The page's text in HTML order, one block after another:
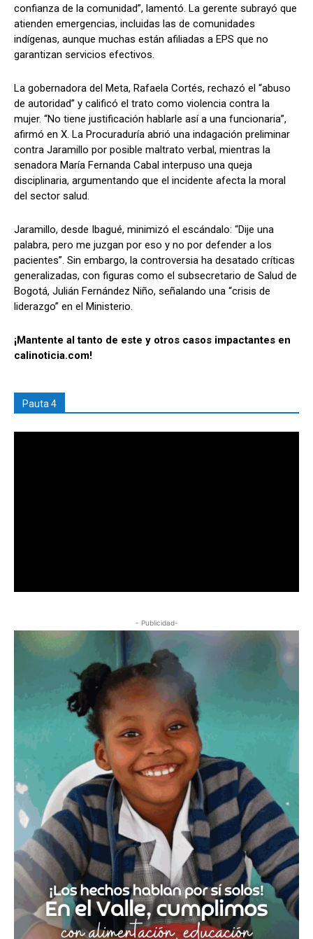
confianza de la comunidad”, lamentó. La gerente subrayó que
atienden emergencias, incluidas las de comunidades
indígenas, aunque muchas están afiliadas a EPS que no
garantizan servicios efectivos.
La gobernadora del Meta, Rafaela Cortés, rechazó el “abuso
de autoridad” y calificó el trato como violencia contra la
mujer. “No tiene justificación hablarle así a una funcionaria”,
afirmó en X. La Procuraduría abrió una indagación preliminar
contra Jaramillo por posible maltrato verbal, mientras la
senadora María Fernanda Cabal interpuso una queja
disciplinaria, argumentando que el incidente afecta la moral
del sector salud.
Jaramillo, desde Ibagué, minimizó el escándalo: “Dije una
palabra, pero me juzgan por eso y no por defender a los
pacientes”. Sin embargo, la controversia ha desatado críticas
generalizadas, con figuras como el subsecretario de Salud de
Bogotá, Julián Fernández Niño, señalando una “crisis de
liderazgo” en el Ministerio.
¡Mantente al tanto de este y otros casos impactantes en
calinoticia.com!
Pauta 4
- Publicidad-